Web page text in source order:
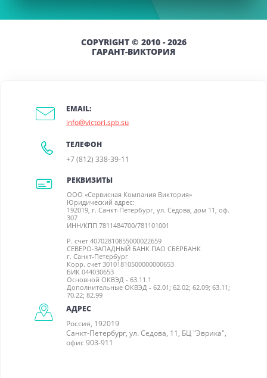
COPYRIGHT © 2010 - 2026
ГАРАНТ-ВИКТОРИЯ
АДРЕС
Россия, 192019
Санкт-Петербург, ул. Седова, 11, БЦ "Эврика",
офис 903-911
EMAIL:
info@victori.spb.su
ТЕЛЕФОН
+7 (812) 338-39-11
РЕКВИЗИТЫ
ООО «Сервисная Компания Виктория»
Юридический адрес:
192019, г. Санкт-Петербург, ул. Седова, дом 11, оф.
307
ИНН/КПП 7811484700/781101001
Р. счет 40702810855000022659
СЕВЕРО-ЗАПАДНЫЙ БАНК ПАО СБЕРБАНК
г. Санкт-Петербург
Корр. счет 30101810500000000653
БИК 044030653
Основной ОКВЭД - 63.11.1
Дополнительные ОКВЭД - 62.01; 62.02; 62.09; 63.11;
70.22; 82.99